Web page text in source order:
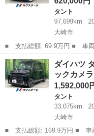
タント
97,699km
大崎市
■ 支払総額: 69.9万円 ■ 車両本体価格： 620,000 円 ■ メーカー
名： ダイハツ ■ 車種名：
Ｓ ＳＡ 純正８型ナビ バッ
ア ＬＥＤヘ...
宮城 大崎市 タント
ダイハツ
ックカメ
1,592,000
タント
33,075km
大崎市
■ 支払総額: 169.9万円 ■ 車両本体価格： 1,592,000 円 ■ メーカ